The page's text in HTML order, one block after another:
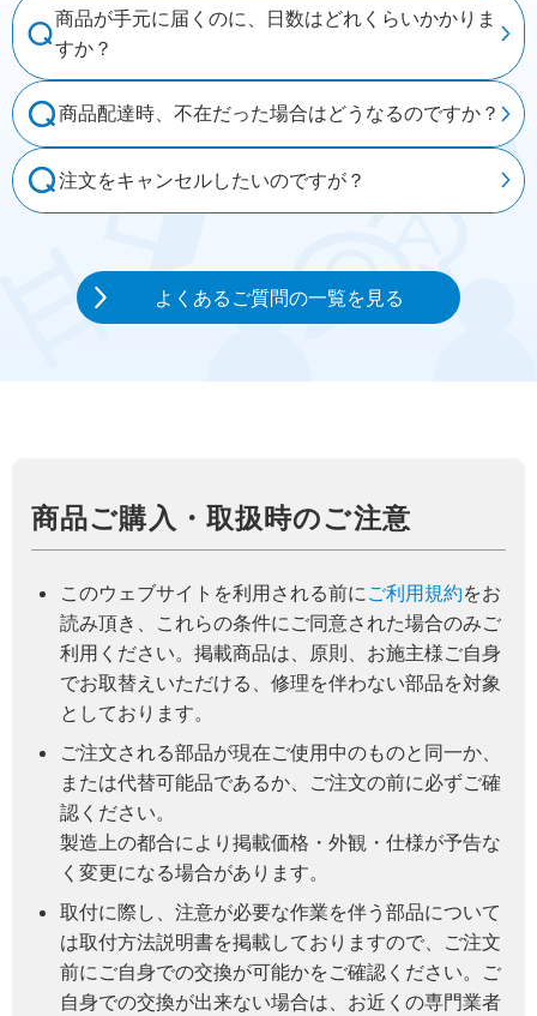
商品が手元に届くのに、日数はどれくらいかかりま
すか？
商品配達時、不在だった場合はどうなるのですか？
注文をキャンセルしたいのですが？
よくあるご質問の一覧を見る
商品ご購入・取扱時のご注意
このウェブサイトを利用される前にご利用規約をお
読み頂き、これらの条件にご同意された場合のみご
利用ください。掲載商品は、原則、お施主様ご自身
でお取替えいただける、修理を伴わない部品を対象
としております。
ご注文される部品が現在ご使用中のものと同一か、
または代替可能品であるか、ご注文の前に必ずご確
認ください。
製造上の都合により掲載価格・外観・仕様が予告な
く変更になる場合があります。
取付に際し、注意が必要な作業を伴う部品について
は取付方法説明書を掲載しておりますので、ご注文
前にご自身での交換が可能かをご確認ください。ご
自身での交換が出来ない場合は、お近くの専門業者